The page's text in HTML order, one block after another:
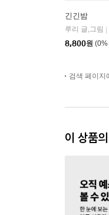
긴긴밤
루리 글,그림 |
8,800원 (0%
검색 페이지
이 상품